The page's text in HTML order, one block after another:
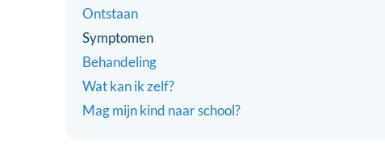
Ontstaan
Symptomen
Behandeling
Wat kan ik zelf?
Mag mijn kind naar school?